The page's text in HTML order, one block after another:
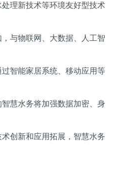
理新技术等环境友好型技术
与物联网、大数据、人工智
智能家居系统、移动应用等
慧水务将加强数据加密、身
创新和应用拓展，智慧水务